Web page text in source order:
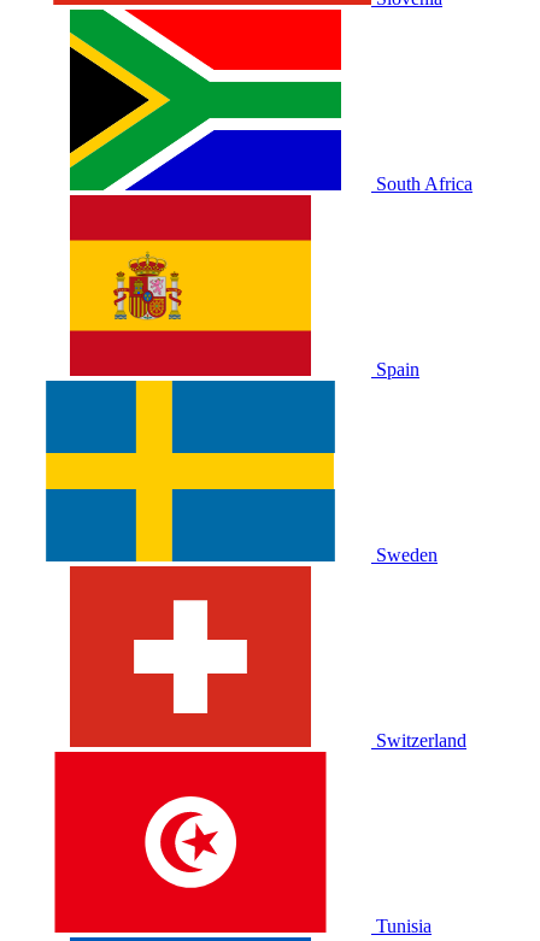
South Africa
Spain
Sweden
Switzerland
Tunisia